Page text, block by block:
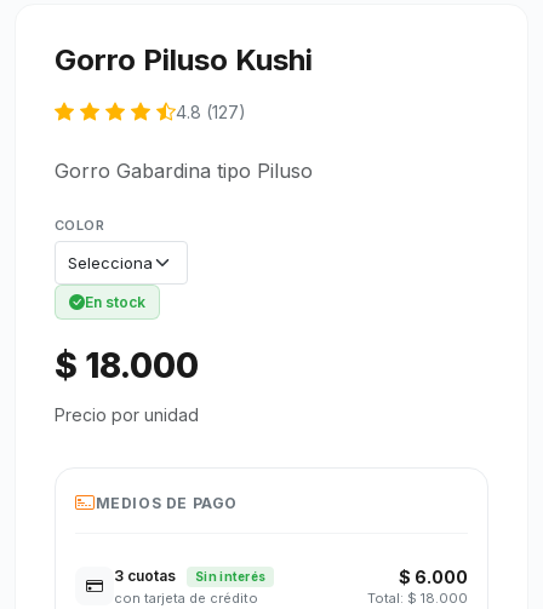
Gorro Piluso Kushi
4.8 (127)
Gorro Gabardina tipo Piluso
COLOR
En stock
$ 18.000
Precio por unidad
MEDIOS DE PAGO
3 cuotas Sin interés
con tarjeta de crédito
$ 6.000
Total: $ 18.000